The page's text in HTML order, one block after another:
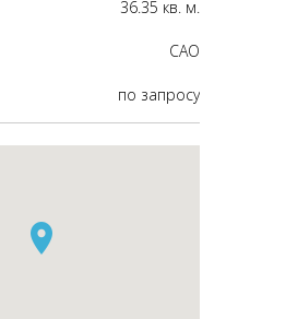
36.35 кв. м.
CАО
по запросу